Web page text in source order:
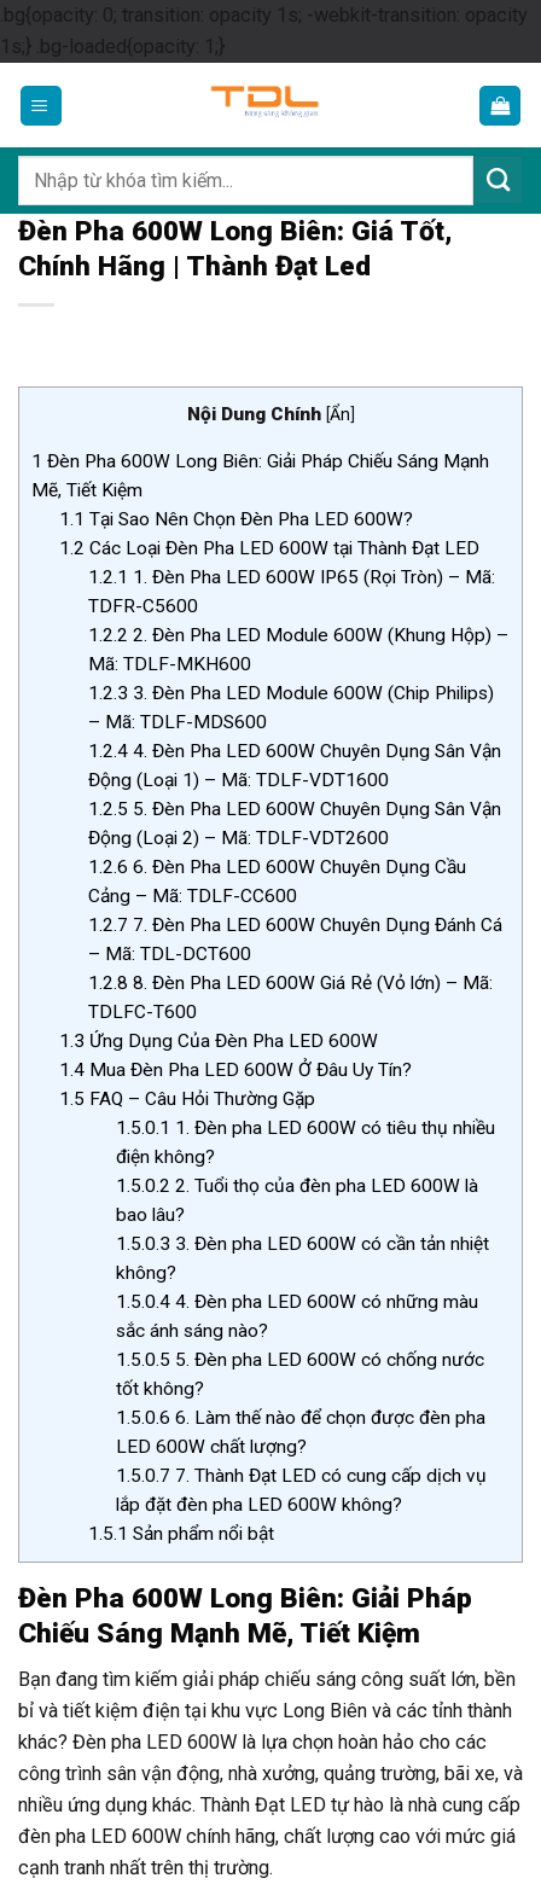
.bg{opacity: 0; transition: opacity 1s; -webkit-transition: opacity
1s;} .bg-loaded{opacity: 1;}Skip
content
kiếm:
Đèn Pha 600W Long Biên: Giá Tốt,
Chính Hãng | Thành Đạt Led
Nội Dung Chính [Ẩn]
1 Đèn Pha 600W Long Biên: Giải Pháp Chiếu Sáng Mạnh
Mẽ, Tiết Kiệm
1.1 Tại Sao Nên Chọn Đèn Pha LED 600W?
1.2 Các Loại Đèn Pha LED 600W tại Thành Đạt LED
1.2.1 1. Đèn Pha LED 600W IP65 (Rọi Tròn) – Mã:
TDFR-C5600
1.2.2 2. Đèn Pha LED Module 600W (Khung Hộp) –
Mã: TDLF-MKH600
1.2.3 3. Đèn Pha LED Module 600W (Chip Philips)
– Mã: TDLF-MDS600
1.2.44. Đèn Pha LED 600W Chuyên Dụng Sân Vận
Động (Loại 1) – Mã: TDLF-VDT1600
1.2.5 5. Đèn Pha LED 600W Chuyên Dụng Sân Vận
Động (Loại 2) – Mã: TDLF-VDT2600
1.2.6 6. Đèn Pha LED 600W Chuyên Dụng Cầu
Cảng – Mã: TDLF-CC600
1.2.7 7. Đèn Pha LED 600W Chuyên Dụng Đánh Cá
– Mã: TDL-DCT600
1.2.8 8. Đèn Pha LED 600W Giá Rẻ (Vỏ lớn) – Mã:
TDLFC-T600
1.3 Ứng Dụng Của Đèn Pha LED 600W
1.4 Mua Đèn Pha LED 600W Ở Đâu Uy Tín?
1.5 FAQ – Câu Hỏi Thường Gặp
1.5.0.1 1. Đèn pha LED 600W có tiêu thụ nhiều
điện không?
1.5.0.2 2. Tuổi thọ của đèn pha LED 600W là
bao lâu?
1.5.0.3 3. Đèn pha LED 600W có cần tản nhiệt
không?
1.5.0.44. Đèn pha LED 600W có những màu
sắc ánh sáng nào?
1.5.0.5 5. Đèn pha LED 600W có chống nước
tốt không?
1.5.0.6 6. Làm thế nào để chọn được đèn pha
LED 600W chất lượng?
1.5.0.7 7. Thành Đạt LED có cung cấp dịch vụ
lắp đặt đèn pha LED 600W không?
1.5.1 Sản phẩm nổi bật
Đèn Pha 600W Long Biên: Giải Pháp
Chiếu Sáng Mạnh Mẽ, Tiết Kiệm
Bạn đang tìm kiếm giải pháp chiếu sáng công suất lớn, bền
bỉ và tiết kiệm điện tại khu vực Long Biên và các tỉnh thành
khác? Đèn pha LED 600W là lựa chọn hoàn hảo cho các
công trình sân vận động, nhà xưởng, quảng trường, bãi xe, và
nhiều ứng dụng khác. Thành Đạt LED tự hào là nhà cung cấp
đèn pha LED 600W chính hãng, chất lượng cao với mức giá
cạnh tranh nhất trên thị trường.